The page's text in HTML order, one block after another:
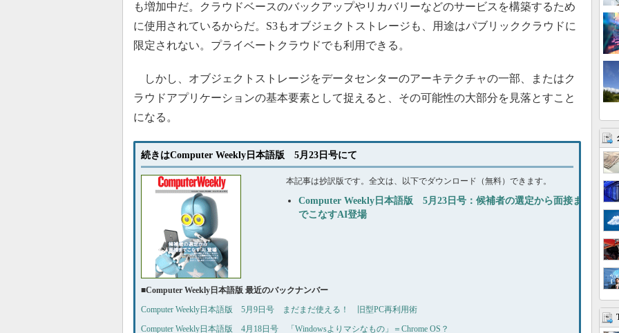
も増加中だ。クラウドベースのバックアップやリカバリーなどのサービスを構築するため
に使用されているからだ。S3もオブジェクトストレージも、用途はパブリッククラウドに
限定されない。プライベートクラウドでも利用できる。
しかし、オブジェクトストレージをデータセンターのアーキテクチャの一部、またはク
ラウドアプリケーションの基本要素として捉えると、その可能性の大部分を見落とすこと
になる。
続きはComputer Weekly日本語版 5月23日号にて
本記事は抄訳版です。全文は、以下でダウンロード（無料）できます。
Computer Weekly日本語版 5月23日号：候補者の選定から面接ま
でこなすAI登場
■Computer Weekly日本語版 最近のバックナンバー
Computer Weekly日本語版 5月9日号 まだまだ使える！ 旧型PC再利用術
Computer Weekly日本語版 4月18日号 「Windowsよりマシなもの」＝Chrome OS？